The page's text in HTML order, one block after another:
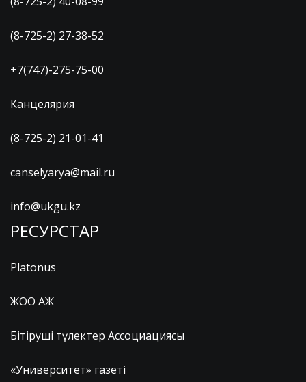
(8-725-2) 27-38-52
+7(747)-275-75-00
Канцелярия
(8-725-2) 21-01-41
canselyarya@mail.ru
info@ukgu.kz
РЕСУРСТАР
Platonus
ЖОО АЖ
Бітіруші түлектер Ассоциациясы
«Университет» газеті